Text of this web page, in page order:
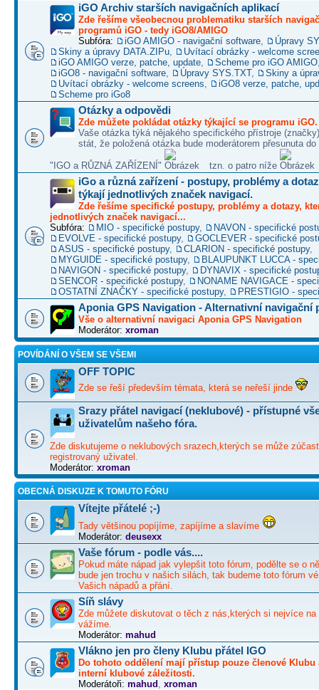
iGO Archiv starších navigačních aplikací
Zde řešíme všeobecnou problematiku starších
programů iGO - tedy iGO8/AMIGO
Subfóra:
iGO AMIGO - navigační software
Úpravy
Skiny a úpravy DATA.ZIPu
Uvítací obrázky - welcome
iGO AMIGO verze, patche, update
Scheme pro iGO AMIGO
iGO8 - navigační software
Úpravy SYS.TXT,
Skiny a
Uvítací obrázky - welcome screens
iGO8 verze, patche,
Scheme pro iGo8
Otázky a odpovědi
Zde můžete pokládat otázky týkající se programu iGO.
Vaše otázka týká nějakého specifického přístroje
stát, že položená otázka bude moderátorem přesunuta do
"IGO a RŮZNÁ ZAŘÍZENÍ" tzn. o patro níže
iGo a různá zařízení - postupy, problémy a
týkají jednotlivých značek navigací.
Zde řešíme specifické postupy, problémy a dotazy,
jednotlivých značek navigací...
Subfóra:
MIO - specifické postupy,
NAVON - specifické
EVOLVE - specifické postupy,
GOCLEVER - specifické
ASUS - specifické postupy, CLARION - specifické postupy,
MYGUIDE - specifické postupy,
BLAUPUNKT LUCCA -
NAVIGON - specifické postupy,
DYNAVIX - specifické
SENCOR - specifické postupy,
NONAME NAVIGACE -
OSTATNÍ ZNAČKY - specifické postupy, PRESTIGIO -
Aponia GPS Navigation - Alternativní navigační
Vše o alternativní navigaci Aponia GPS Navigation
Moderátor: xroman
POVÍDÁNÍ O VŠEM SE VŠEMI
OFF TOPIC
Zde se řeší především témata, která se neřeší jinde
Srazy přátel navigací (neklubové) - přístupné
uživatelům našeho fóra.
Zde diskutujeme o neklubových srazech,kterých se může
registrovaný uživatel.
Moderátor: xroman
OBECNÁ DISKUZE K TOMUTO FÓRU
Vítejte přátelé ;-)
Tady většinou popíjíme, zapíjíme a slavíme
Moderátor: deusexx
Vaše fórum - podle vás....
Pokud máte nápad jak vylepšit toto fórum, podělte se o
bude jen trochu v našich silách, tak budeme toto fórum
Vašich nápadů a přání.
Síň slávy
Zde můžete diskutovat o těch z nás,kterých si nejvíce na
vážíme.
Moderátor: mahud
Vlákno jen pro členy Klubu přátel IGO
Do tohoto oddělení mají přístup pouze členové Klubu
interní klubové záležitosti.
Moderátoři: mahud xroman